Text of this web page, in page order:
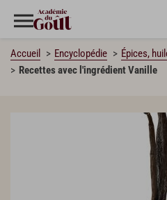
Accueil Encyclopédie Épices,
Recettes avec l'ingrédient Vanille